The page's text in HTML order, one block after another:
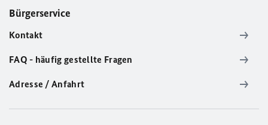
Bürgerservice
Kontakt
FAQ - häufig gestellte Fragen
Adresse / Anfahrt